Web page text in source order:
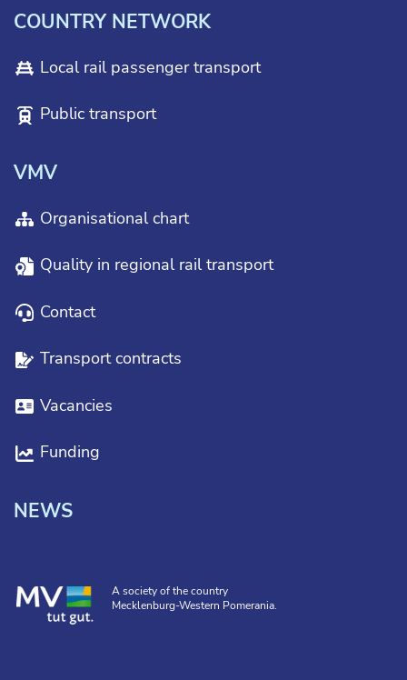
A society of the country
Mecklenburg-Western Pomerania.
COUNTRY NETWORK
Local rail passenger transport
Public transport
VMV
Organisational chart
Quality in regional rail transport
Contact
Transport contracts
Vacancies
Funding
NEWS